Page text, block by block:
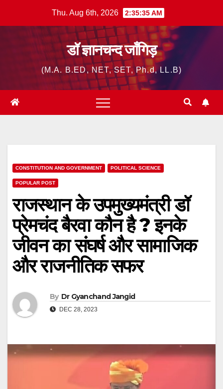
Thu. Aug 6th, 2026 2:35:36 AM
डॉ ज्ञानचन्द जाँगिड़
(M.A. B.ED, NET, SET, Ph.d, LL.B)
CONSTITUTION AND GOVERNMENT POLITICAL SCIENCE
POPULAR POST
राजस्थान के उपमुख्यमंत्री डॉ
प्रेमचंद बैरवा कौन है ? इनके
जीवन का संघर्ष और सामाजिक
और राजनीतिक सफर
By Dr Gyanchand Jangid
DEC 28, 2023